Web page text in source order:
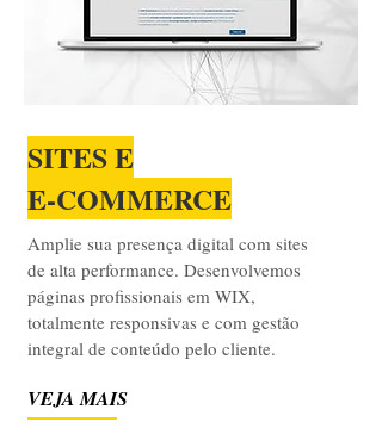
SITES E
E-COMMERCE
Amplie sua presença digital com sites
de alta performance. Desenvolvemos
páginas profissionais em WIX,
totalmente responsivas e com gestão
integral de conteúdo pelo cliente.
VEJA MAIS